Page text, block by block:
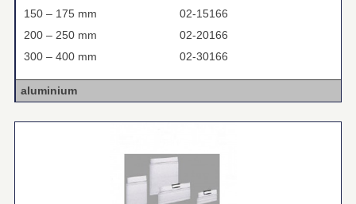
150 – 175 mm
02-15166
200 – 250 mm
02-20166
300 – 400 mm
02-30166
aluminium